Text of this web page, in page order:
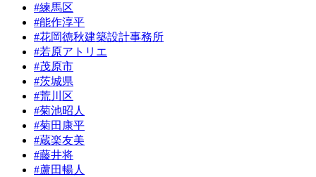
#練馬区
#能作淳平
#花岡徳秋建築設計事務所
#若原アトリエ
#茂原市
#茨城県
#荒川区
#菊池昭人
#菊田康平
#蔵楽友美
#藤井将
#蘆田暢人